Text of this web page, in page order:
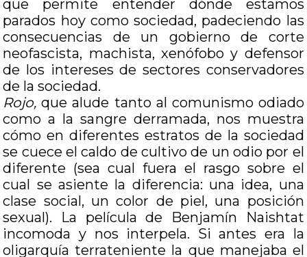
que permite entender dónde estamos
parados hoy como sociedad, padeciendo las
consecuencias de un gobierno de corte
neofascista, machista, xenófobo y defensor
de los intereses de sectores conservadores
de la sociedad.
Rojo, que alude tanto al comunismo odiado
como a la sangre derramada, nos muestra
cómo en diferentes estratos de la sociedad
se cuece el caldo de cultivo de un odio por el
diferente (sea cual fuera el rasgo sobre el
cual se asiente la diferencia: una idea, una
clase social, un color de piel, una posición
sexual). La película de Benjamín Naishtat
incomoda y nos interpela. Si antes era la
oligarquía terrateniente la que manejaba el